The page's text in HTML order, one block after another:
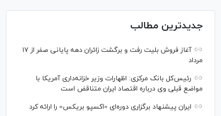
جدیدترین مطالب
آغاز فروش بلیت رفت و برگشت زائران دهه پایانی صفر از ۱۷
مرداد
رئیس‌کل بانک مرکزی: اظهارات وزیر خزانه‌داری آمریکا با
مواضع قبلی وی درباره اقتصاد ایران متناقض است
ایران پیشنهاد برگزاری دوره‌ای «اکسپو بریکس» را ارائه کرد